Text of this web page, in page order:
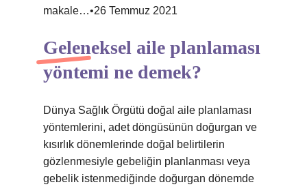
makale…•26 Temmuz 2021
Geleneksel aile planlaması
yöntemi ne demek?
Dünya Sağlık Örgütü doğal aile planlaması
yöntemlerini, adet döngüsünün doğurgan ve
kısırlık dönemlerinde doğal belirtilerin
gözlenmesiyle gebeliğin planlanması veya
gebelik istenmediğinde doğurgan dönemde